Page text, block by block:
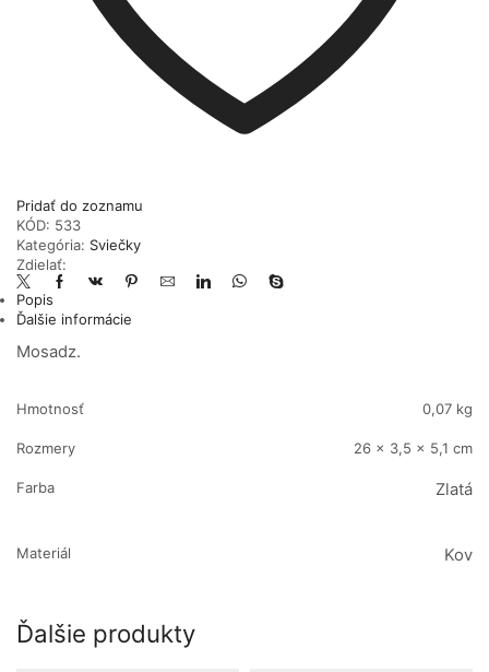
Pridať do zoznamu
KÓD: 533
Kategória: Sviečky
Zdielať:
Popis
Ďalšie informácie
Mosadz.
Hmotnosť 0,07 kg
Rozmery 26 × 3,5 × 5,1 cm
Farba Zlatá
Materiál Kov
Ďalšie produkty